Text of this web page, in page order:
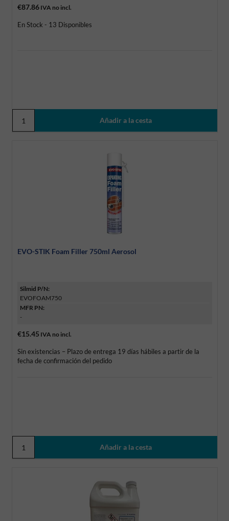
€87.86IVA no incl.
En Stock - 13 Disponibles
EVO-STIK Foam Filler 750ml Aerosol
Silmid P/N:
EVOFOAM750
MFR PN:
-
€15.45 IVA no incl.
Sin existencias – Plazo de entrega 19 días hábiles a partir de la
fecha de confirmación del pedido